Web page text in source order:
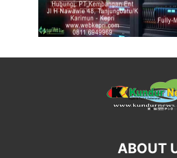
ABOUT